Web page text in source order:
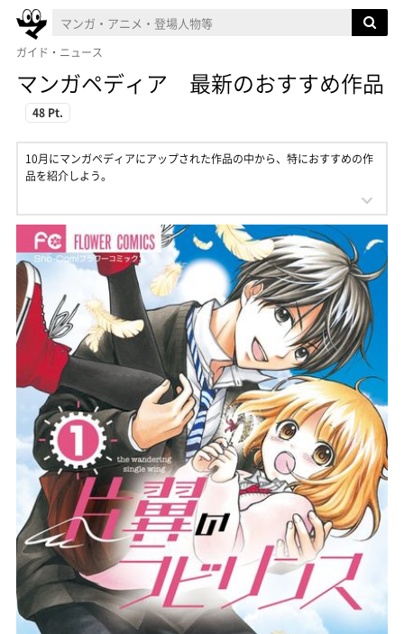
ガイド・ニュース
マンガペディア 最新のおすすめ作品
48 Pt.
10月にマンガペディアにアップされた作品の中から、特におすすめの作
品を紹介しよう。